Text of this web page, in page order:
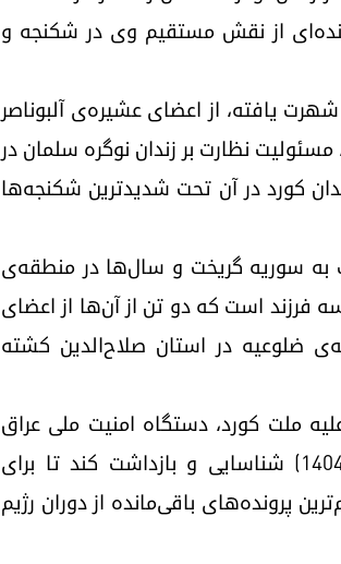
از نقش مستقیم وی در شکنجه و
یافته، از اعضای عشیره‌ی آلبوناصر
وی در جریان عملیات نسل‌کشی انفال در سال ۱۹۸۸ (۱۳۶۷)، مسئولیت نظارت بر زندان نوگره سلمان در
کورد در آن تحت شدیدترین شکنجه‌ها
بعث در سال ۲۰۰۳ (۱۳۸۲)، از کرکوک به سوریه گریخت و سال‌ها در منطقه‌ی
فرزند است که دو تن از آن‌ها از اعضای
ضلوعیه در استان صلاح‌الدین کشته
علیه ملت کورد، دستگاه امنیت ملی عراق
موفق شد عجاج احمد را در تاریخ ۳۱ ژوئیه ۲۰۲۵ (۹ مرداد ۱۴۰۴) شناسایی و بازداشت کند تا برای
پرونده‌های باقی‌مانده از دوران رژیم